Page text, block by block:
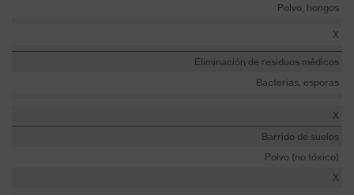
Polvo, hongos
X
Eliminación de residuos médicos
Bacterias, esporas
X
Barrido de suelos
Polvo (no tóxico)
X